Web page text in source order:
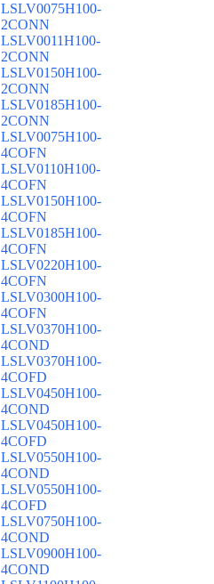
LSLV0075H100-
2CONN
LSLV0011H100-
2CONN
LSLV0150H100-
2CONN
LSLV0185H100-
2CONN
LSLV0075H100-
4COFN
LSLV0110H100-
4COFN
LSLV0150H100-
4COFN
LSLV0185H100-
4COFN
LSLV0220H100-
4COFN
LSLV0300H100-
4COFN
LSLV0370H100-
4COND
LSLV0370H100-
4COFD
LSLV0450H100-
4COND
LSLV0450H100-
4COFD
LSLV0550H100-
4COND
LSLV0550H100-
4COFD
LSLV0750H100-
4COND
LSLV0900H100-
4COND